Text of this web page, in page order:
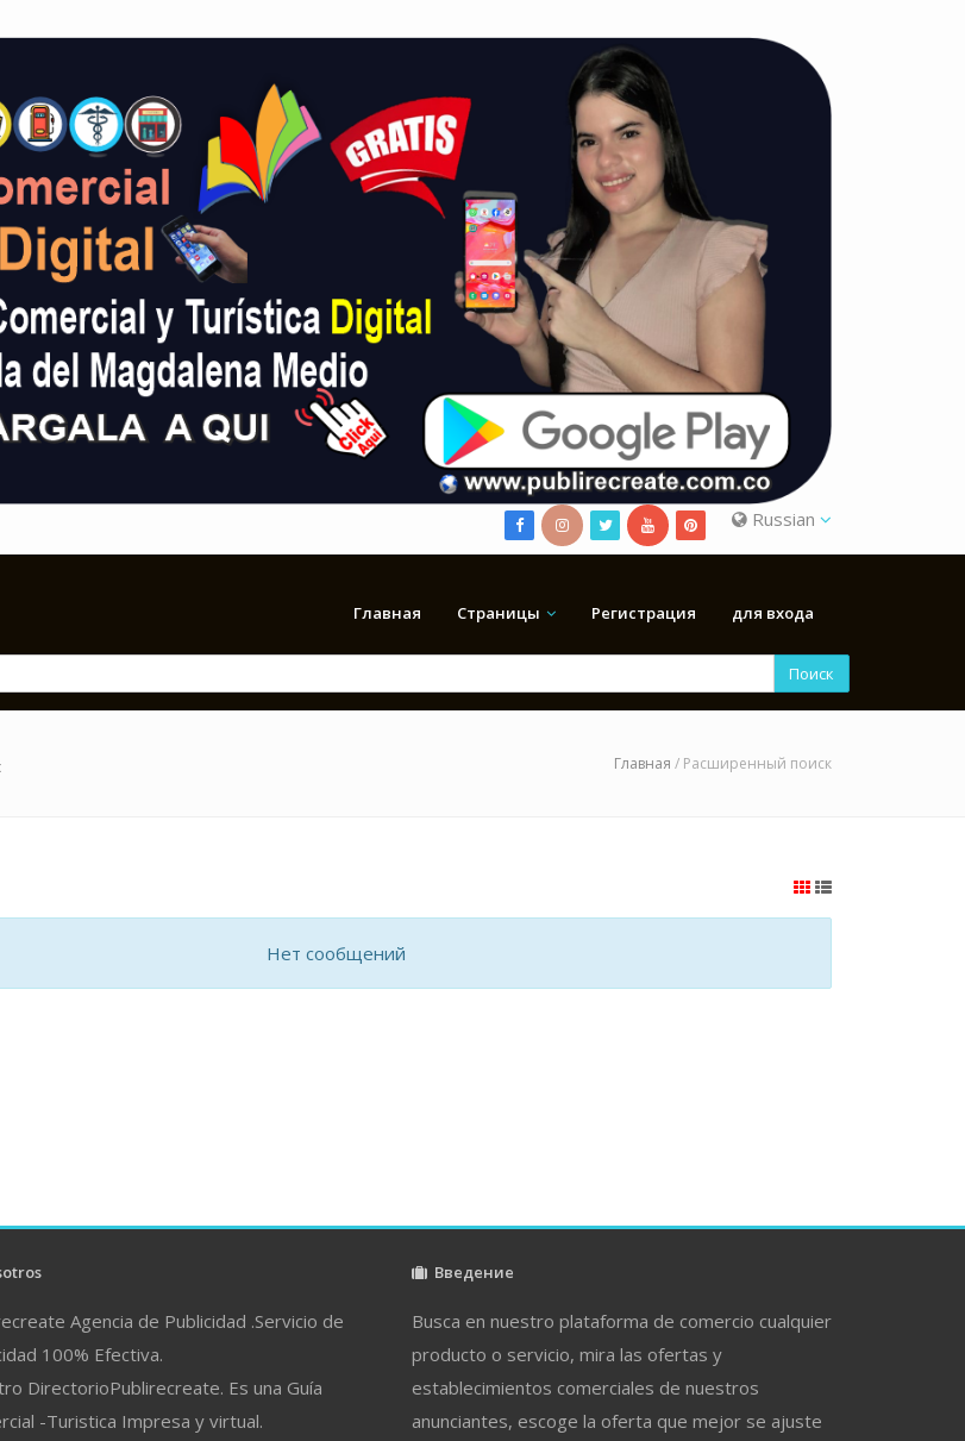
Russian
Главная Страницы Регистрация для входа
Поиск
Главная / Расширенный поиск
Нет сообщений
Agencia de Publicidad .Servicio de
100% Efectiva.
DirectorioPublirecreate. Es una Guía
-Turistica Impresa y virtual.
Введение
Busca en nuestro plataforma de comercio cualquier
producto o servicio, mira las ofertas y
establecimientos comerciales de nuestros
anunciantes, escoge la oferta que mejor se ajuste